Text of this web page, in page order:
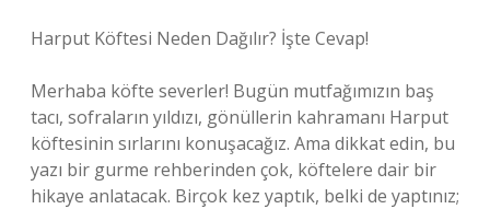
Harput Köftesi Neden Dağılır? İşte Cevap!
Merhaba köfte severler! Bugün mutfağımızın baş
tacı, sofraların yıldızı, gönüllerin kahramanı Harput
köftesinin sırlarını konuşacağız. Ama dikkat edin, bu
yazı bir gurme rehberinden çok, köftelere dair bir
hikaye anlatacak. Birçok kez yaptık, belki de yaptınız;